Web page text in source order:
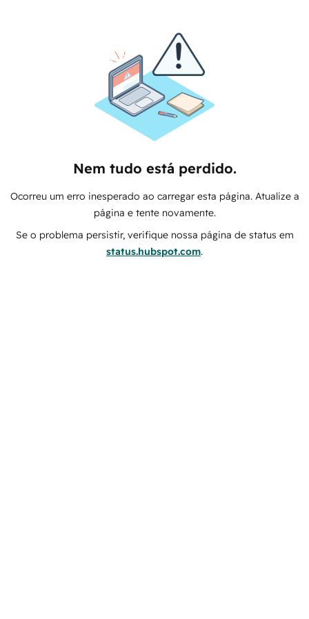
Nem tudo está perdido.
Ocorreu um erro inesperado ao carregar esta página. Atualize a
página e tente novamente.
Se o problema persistir, verifique nossa página de status em
status.hubspot.com.